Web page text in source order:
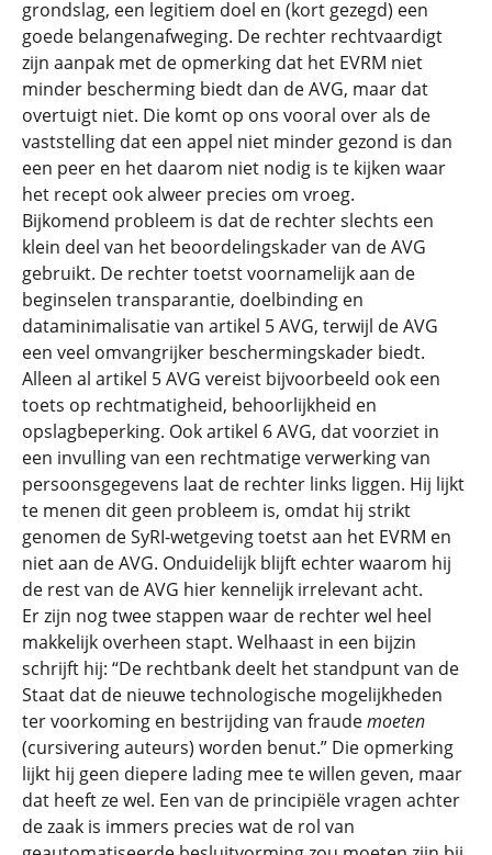
grondslag, een legitiem doel en (kort gezegd) een
goede belangenafweging. De rechter rechtvaardigt
zijn aanpak met de opmerking dat het EVRM niet
minder bescherming biedt dan de AVG, maar dat
overtuigt niet. Die komt op ons vooral over als de
vaststelling dat een appel niet minder gezond is dan
een peer en het daarom niet nodig is te kijken waar
het recept ook alweer precies om vroeg.
Bijkomend probleem is dat de rechter slechts een
klein deel van het beoordelingskader van de AVG
gebruikt. De rechter toetst voornamelijk aan de
beginselen transparantie, doelbinding en
dataminimalisatie van artikel 5 AVG, terwijl de AVG
een veel omvangrijker beschermingskader biedt.
Alleen al artikel 5 AVG vereist bijvoorbeeld ook een
toets op rechtmatigheid, behoorlijkheid en
opslagbeperking. Ook artikel 6 AVG, dat voorziet in
een invulling van een rechtmatige verwerking van
persoonsgegevens laat de rechter links liggen. Hij lijkt
te menen dit geen probleem is, omdat hij strikt
genomen de SyRI-wetgeving toetst aan het EVRM en
niet aan de AVG. Onduidelijk blijft echter waarom hij
de rest van de AVG hier kennelijk irrelevant acht.
Er zijn nog twee stappen waar de rechter wel heel
makkelijk overheen stapt. Welhaast in een bijzin
schrijft hij: “De rechtbank deelt het standpunt van de
Staat dat de nieuwe technologische mogelijkheden
ter voorkoming en bestrijding van fraudemoeten
(cursivering auteurs) worden benut.” Die opmerking
lijkt hij geen diepere lading mee te willen geven, maar
dat heeft ze wel. Een van de principiële vragen achter
de zaak is immers precies wat de rol van